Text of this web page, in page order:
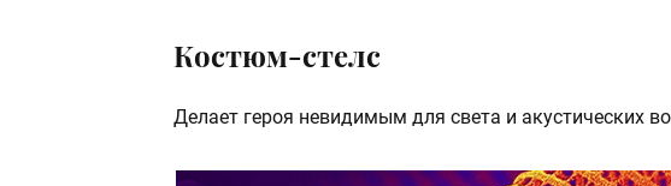
Костюм-стелс
Делает героя невидимым для света и акустических